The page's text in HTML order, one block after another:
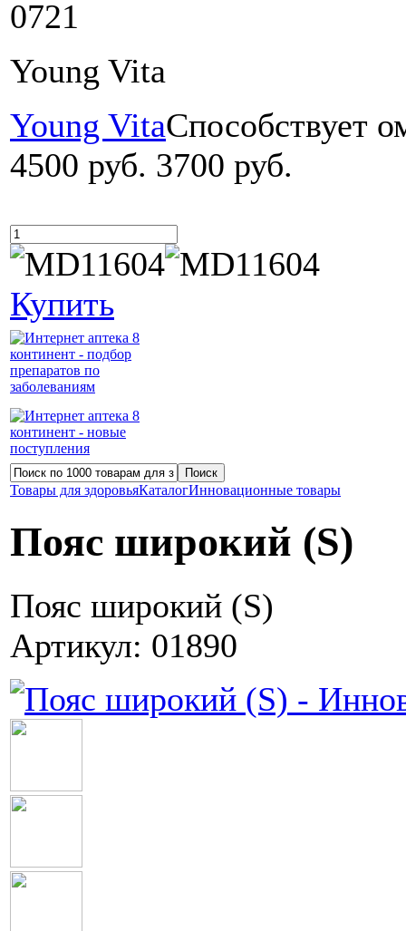
0721
Young Vita
Young VitaCпособствует
4500 руб. 3700 руб.
Купить
Товары для здоровьяКаталогИнновационные товары
Пояс широкий (S)
Пояс широкий (S)
Артикул: 01890